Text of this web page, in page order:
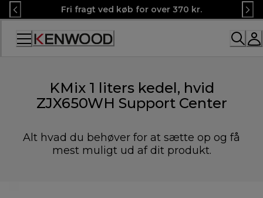
Skip
to
Content
Fri fragt ved køb for over 370 kr.
KMix 1 liters kedel, hvid
ZJX650WH Support Center
Alt hvad du behøver for at sætte op og få
mest muligt ud af dit produkt.